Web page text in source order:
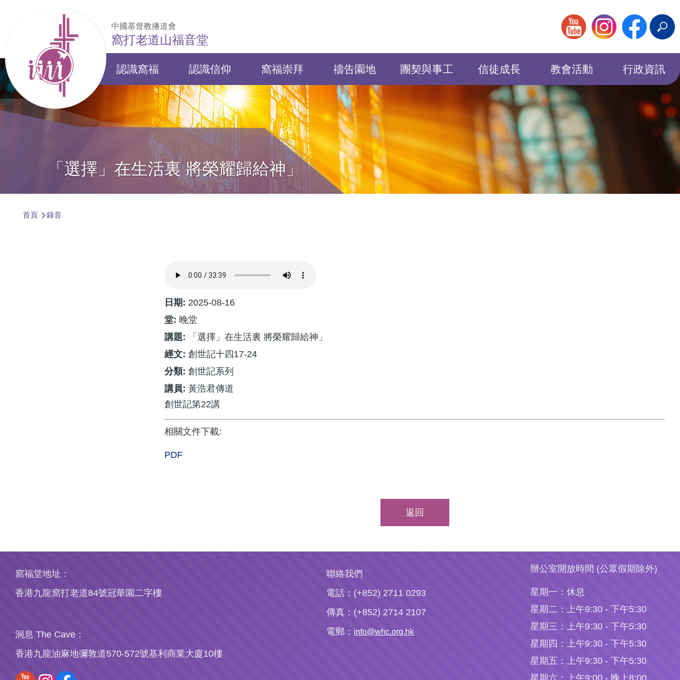
中國基督教播道會
窩打老道山福音堂
搜
尋
Main
navigation
認識窩福 認識信仰 窩福崇拜 禱告園地 團契與事工 信徒成長 教會活動 行政資訊
「選擇」在生活裏 將榮耀歸給神」
導
首頁 錄音
日期: 2025-08-16
堂: 晚堂
講題: 「選擇」在生活裏 將榮耀歸給神」
經文: 創世記十四17-24
分類: 創世記系列
講員: 黃浩君傳道
創世記第22講
相關文件下載:
PDF
返回
窩福堂地址：
香港九龍窩打老道84號冠華園二字樓
洞息 The Cave：
香港九龍油麻地彌敦道570-572號基利商業大廈10樓
聯絡我們
電話：(+852) 2711 0293
傳真：(+852) 2714 2107
電郵： info@whc.org.hk
辦公室開放時間 (公眾假期除外)
星期一： 休息
星期二： 上午9:30 - 下午5:30
星期三： 上午9:30 - 下午5:30
星期四： 上午9:30 - 下午5:30
星期五： 上午9:30 - 下午5:30